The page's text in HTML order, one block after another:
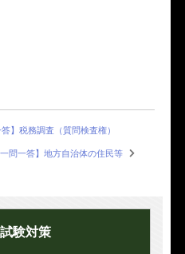
】税務調査（質問検査権）
問一答】地方自治体の住民等
験対策